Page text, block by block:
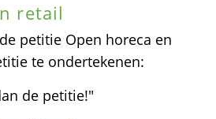
retail
petitie Open horeca en
te ondertekenen:
de petitie!"